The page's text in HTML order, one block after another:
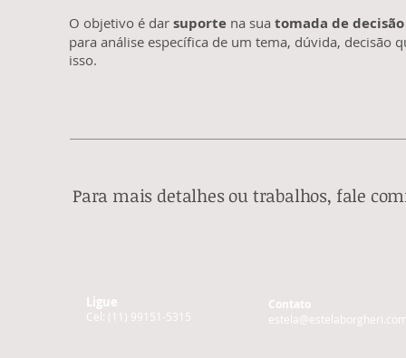
O objetivo é dar suporte na sua tomada de decisão
para análise específica de um tema, dúvida, decisão
isso.
Para mais detalhes ou trabalhos, fale
Ligue
Cel: (11) 99151-5315
Contato